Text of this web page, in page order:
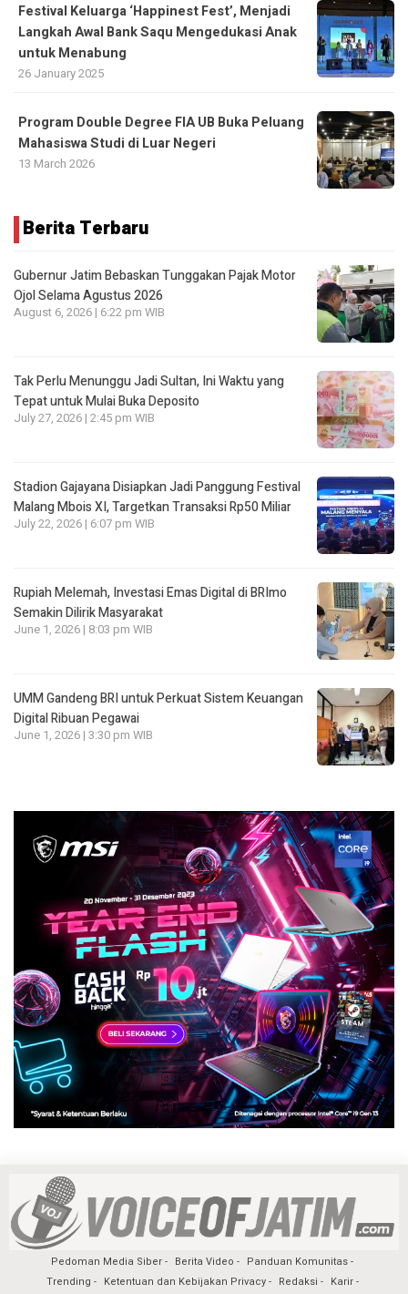
Festival Keluarga ‘Happinest Fest’, Menjadi
Langkah Awal Bank Saqu Mengedukasi Anak
untuk Menabung
26 January 2025
Program Double Degree FIA UB Buka Peluang
Mahasiswa Studi di Luar Negeri
13 March 2026
Berita Terbaru
Gubernur Jatim Bebaskan Tunggakan Pajak Motor
Ojol Selama Agustus 2026
August 6, 2026 | 6:22 pm WIB
Tak Perlu Menunggu Jadi Sultan, Ini Waktu yang
Tepat untuk Mulai Buka Deposito
July 27, 2026 | 2:45 pm WIB
Stadion Gajayana Disiapkan Jadi Panggung Festival
Malang Mbois XI, Targetkan Transaksi Rp50 Miliar
July 22, 2026 | 6:07 pm WIB
Rupiah Melemah, Investasi Emas Digital di BRImo
Semakin Dilirik Masyarakat
June 1, 2026 | 8:03 pm WIB
UMM Gandeng BRI untuk Perkuat Sistem Keuangan
Digital Ribuan Pegawai
June 1, 2026 | 3:30 pm WIB
Pedoman Media Siber Berita Video
Panduan Komunitas
Trending
Ketentuan dan Kebijakan Privacy Redaksi
Karir